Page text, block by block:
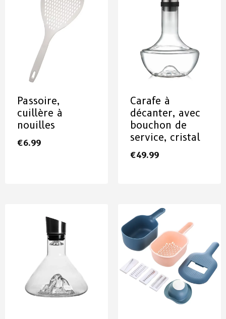
Passoire,
cuillère à
nouilles
€6.99
Carafe à
décanter, avec
bouchon de
service, cristal
€49.99